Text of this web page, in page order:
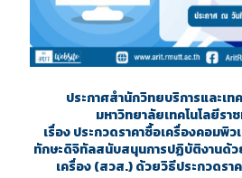
ประกาศสำนักวิทยบริการและเท
มหาวิทยาลัยเทคโนโลยีร
เรื่อง ประกวดราคาซื้อเครื่องคอมพิ
ทักษะดิจิทัลสนับสนุนการปฏิบัติงานด้
เครื่อง (สวส.) ด้วยวิธีประกวดร